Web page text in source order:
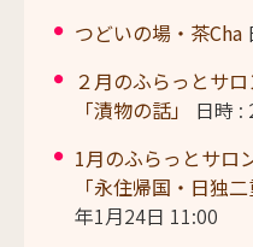
つどいの場・茶Cha
２月のふらっとサロ
「漬物の話」
日時 :
1月のふらっとサロ
「永住帰国・日独
年1月24日 11:00